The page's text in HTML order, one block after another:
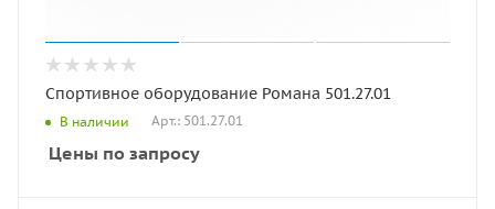
Спортивное оборудование Романа 501.27.01
В наличии Арт.: 501.27.01
Цены по запросу